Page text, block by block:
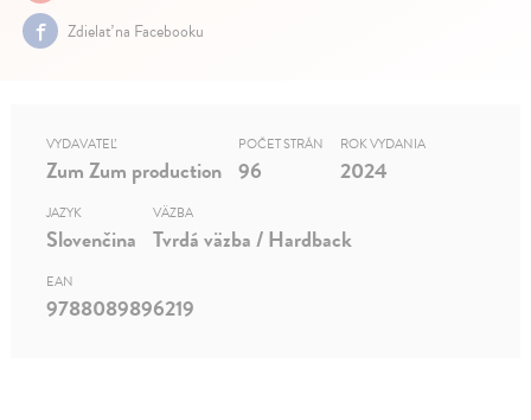
Zdielať na Facebooku
VYDAVATEĽ
Zum Zum production
POČET STRÁN
96
ROK VYDANIA
2024
JAZYK
Slovenčina
VÄZBA
Tvrdá väzba / Hardback
EAN
9788089896219